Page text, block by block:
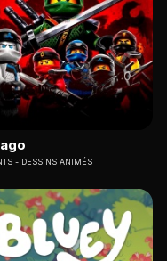
DESSINS ANIMÉS